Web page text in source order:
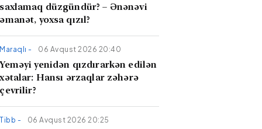
saxlamaq düzgündür? – Ənənəvi
əmanət, yoxsa qızıl?
Maraqlı - 06 Avqust 2026 20:40
Yeməyi yenidən qızdırarkən edilən
xətalar: Hansı ərzaqlar zəhərə
çevrilir?
Tibb - 06 Avqust 2026 20:25